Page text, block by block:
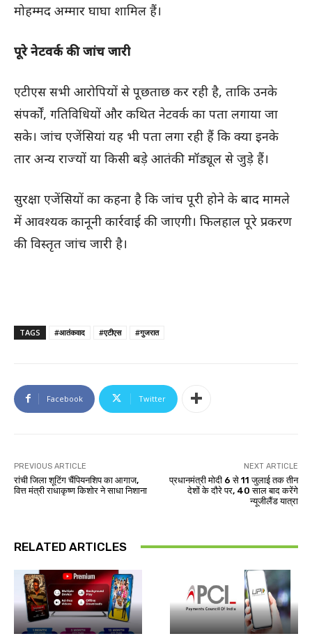
मोहम्मद अम्मार घाघा शामिल हैं।
पूरे नेटवर्क की जांच जारी
एटीएस सभी आरोपियों से पूछताछ कर रही है, ताकि उनके
संपर्कों, गतिविधियों और कथित नेटवर्क का पता लगाया जा
सके। जांच एजेंसियां यह भी पता लगा रही हैं कि क्या इनके
तार अन्य राज्यों या किसी बड़े आतंकी मॉड्यूल से जुड़े हैं।
सुरक्षा एजेंसियों का कहना है कि जांच पूरी होने के बाद मामले
में आवश्यक कानूनी कार्रवाई की जाएगी। फिलहाल पूरे प्रकरण
की विस्तृत जांच जारी है।
TAGS #आतंकवाद #एटीएस #गुजरात
Facebook Twitter
PREVIOUS ARTICLE
रांची जिला शूटिंग चैंपियनशिप का आगाज,
वित्त मंत्री राधाकृष्ण किशोर ने साधा निशाना
NEXT ARTICLE
प्रधानमंत्री मोदी 6 से 11 जुलाई तक तीन
देशों के दौरे पर, 40 साल बाद करेंगे
न्यूजीलैंड यात्रा
RELATED ARTICLES